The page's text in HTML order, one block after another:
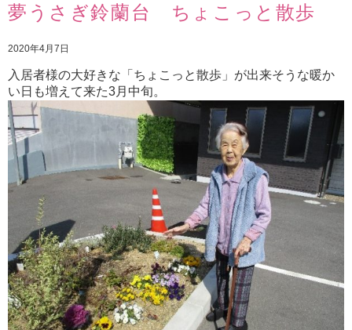
夢うさぎ鈴蘭台 ちょこっと散歩
2020年4月7日
入居者様の大好きな「ちょこっと散歩」が出来そうな暖か
い日も増えて来た3月中旬。